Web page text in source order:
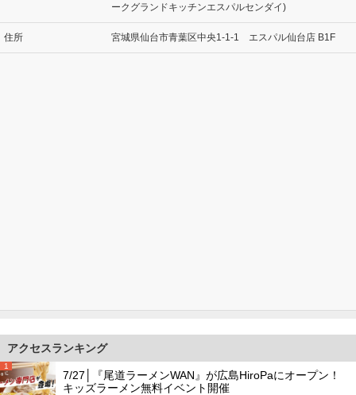
ークグランドキッチンエスパルセンダイ)
住所 宮城県仙台市青葉区中央1-1-1 エスパル仙台店 B1F
アクセスランキング
1
7/27│『尾道ラーメンWAN』が広島HiroPaにオープン！
キッズラーメン無料イベント開催